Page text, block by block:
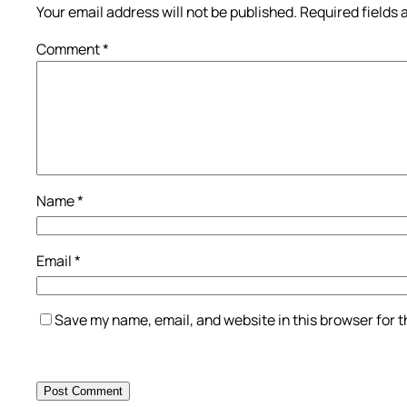
Your email address will not be published. Required fields
Comment*
Name*
Email*
Save my name, email, and website in this browser for